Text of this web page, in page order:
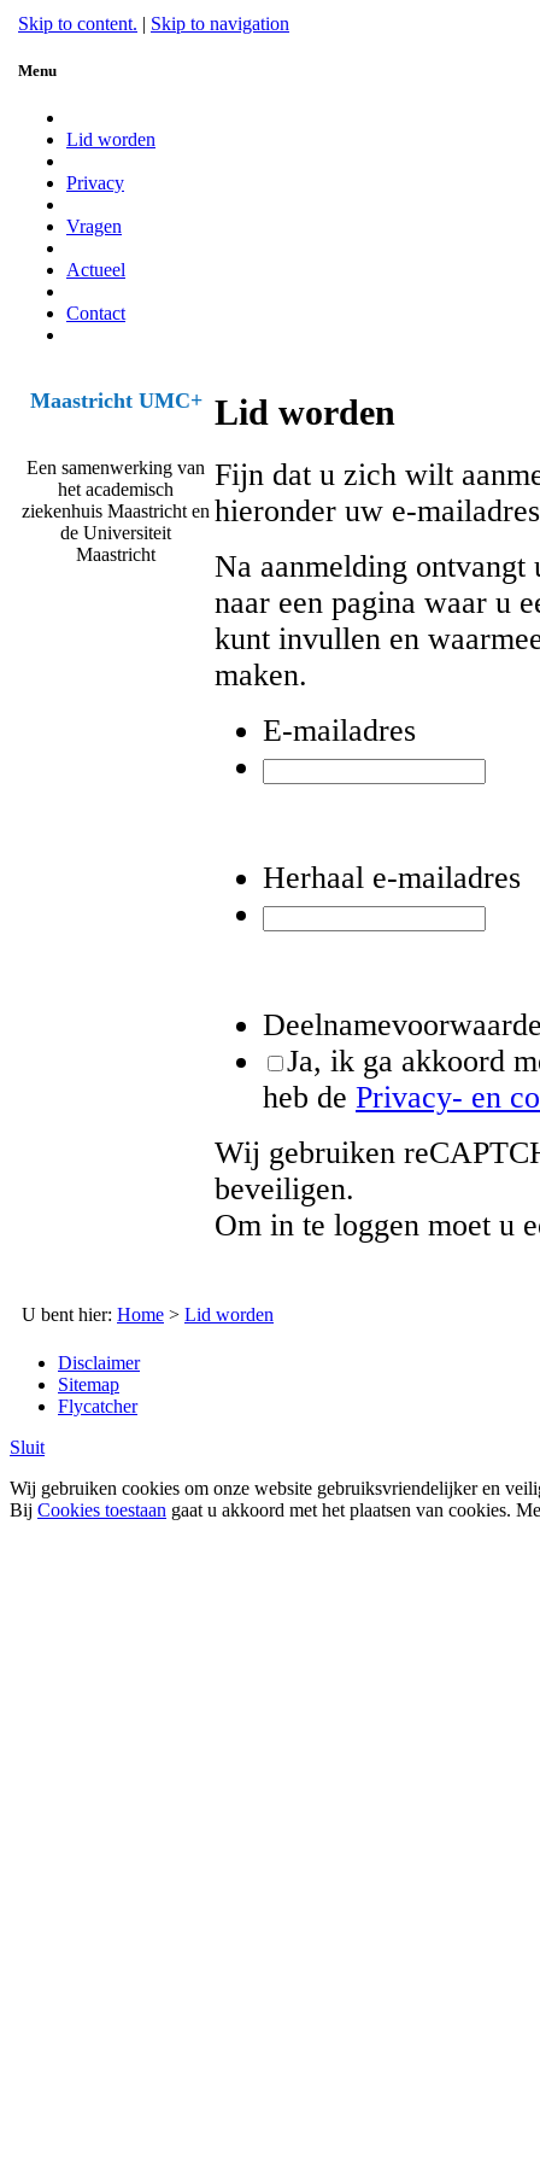
Skip to content. | Skip to navigation
Menu
Lid worden
Privacy
Vragen
Actueel
Contact
Maastricht UMC+
Een samenwerking van
het academisch
ziekenhuis Maastricht en
de Universiteit
Maastricht
Lid worden
Fijn dat u zich wilt
hieronder uw e-
Na aanmelding ontvangt
naar een pagina waar u
kunt invullen en
maken.
E-mailadres
Herhaal e-mailadres
Ja, ik ga akkoord
heb de Privacy- en
Wij gebruiken
beveiligen.
Om in te loggen moet u
U bent hier: Home > Lid worden
Disclaimer
Sitemap
Flycatcher
Sluit
Wij gebruiken cookies om onze website gebruiksvriendelijker en
Bij Cookies toestaan gaat u akkoord met het plaatsen van cookies.